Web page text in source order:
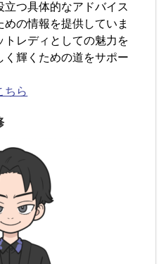
つ具体的なアドバイス
の情報を提供していま
レディとしての魅力を
輝くための道をサポー
ちら